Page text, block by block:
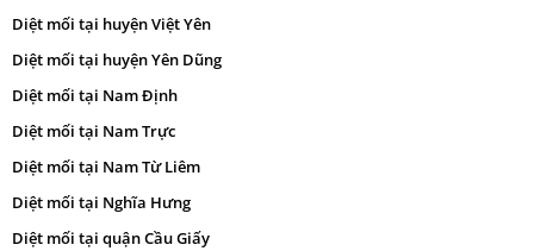
Diệt mối tại huyện Việt Yên
Diệt mối tại huyện Yên Dũng
Diệt mối tại Nam Định
Diệt mối tại Nam Trực
Diệt mối tại Nam Từ Liêm
Diệt mối tại Nghĩa Hưng
Diệt mối tại quận Cầu Giấy